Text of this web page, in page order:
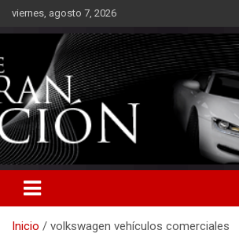
Saltarviernes, agosto 7, 2026
Inicio volkswagen vehículos comerciales